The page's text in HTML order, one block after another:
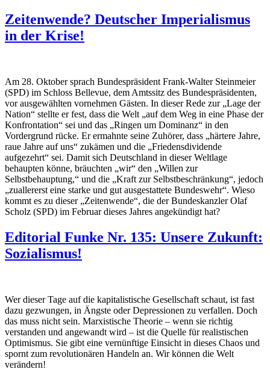
Zeitenwende? Deutscher Imperialismus
in der Krise!
Am 28. Oktober sprach Bundespräsident Frank-Walter Steinmeier
(SPD) im Schloss Bellevue, dem Amtssitz des Bundespräsidenten,
vor ausgewählten vornehmen Gästen. In dieser Rede zur „Lage der
Nation“ stellte er fest, dass die Welt „auf dem Weg in eine Phase der
Konfrontation“ sei und das „Ringen um Dominanz“ in den
Vordergrund rücke. Er ermahnte seine Zuhörer, dass „härtere Jahre,
raue Jahre auf uns“ zukämen und die „Friedensdividende
aufgezehrt“ sei. Damit sich Deutschland in dieser Weltlage
behaupten könne, bräuchten „wir“ den „Willen zur
Selbstbehauptung,“ und die „Kraft zur Selbstbeschränkung“, jedoch
„zuallererst eine starke und gut ausgestattete Bundeswehr“. Wieso
kommt es zu dieser „Zeitenwende“, die der Bundeskanzler Olaf
Scholz (SPD) im Februar dieses Jahres angekündigt hat?
Editorial Funke Nr. 135: Unsere Zukunft:
Sozialismus!
Wer dieser Tage auf die kapitalistische Gesellschaft schaut, ist fast
dazu gezwungen, in Ängste oder Depressionen zu verfallen. Doch
das muss nicht sein. Marxistische Theorie – wenn sie richtig
verstanden und angewandt wird – ist die Quelle für realistischen
Optimismus. Sie gibt eine vernünftige Einsicht in dieses Chaos und
spornt zum revolutionären Handeln an. Wir können die Welt
verändern!